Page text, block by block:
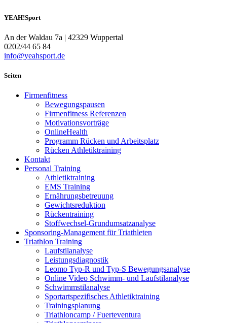
YEAH!Sport
An der Waldau 7a | 42329 Wuppertal
0202/44 65 84
info@yeahsport.de
Seiten
Firmenfitness
Bewegungspausen
Firmenfitness Referenzen
Motivationsvorträge
OnlineHealth
Programm Rücken und Arbeitsplatz
Rücken Athletiktraining
Kontakt
Personal Training
Athletiktraining
EMS Training
Ernährungsbetreuung
Gewichtsreduktion
Rückentraining
Stoffwechsel-Grundumsatzanalyse
Sponsoring-Management für Triathleten
Triathlon Training
Laufstilanalyse
Leistungsdiagnostik
Leomo Typ-R und Typ-S Bewegungsanalyse
Online Video Schwimm- und Laufstilanalyse
Schwimmstilanalyse
Sportartspezifisches Athletiktraining
Trainingsplanung
Triathloncamp / Fuerteventura